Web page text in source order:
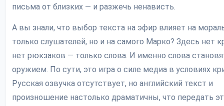
письма от близких — и разжечь ненависть.
А вы знали, что выбор текста на эфир влияет на
только слушателей, но и на самого Марко? Здесь нет
нет рюкзаков — только слова. И именно слова
оружием. По сути, это игра о силе медиа в условиях
Русская озвучка отсутствует, но английский текст и
произношение настолько драматичны, что передать